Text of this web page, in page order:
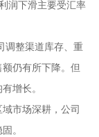
润下滑主要受汇率
调整渠道库存、重
仍有所下降。但
增长。
市场深耕，公司
。